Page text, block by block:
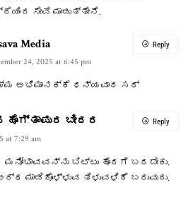
ಸೇವೆ ಮಾಡುತ್ತೇನೆ.
Media
24, 2025 at 6:45 pm
ಅಭಿಮಾನಕ್ಕೆ ಧನ್ಯವಾದ ಸರ್
Reply
ಹೊಗ್ತಾಪುರ ಬೀದರ
at 7:29 am
ಮನೋಭಾವವನ್ನು ಬಿಟ್ಟು ಹೊರಗೆ ಬರಬೇಕು.
ಮಾಡಿಕೊಳ್ಳುವ ತಿಳುವಳಿಕೆ ಬರುವುದು.
Reply